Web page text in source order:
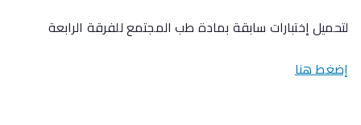
لتحميل إختبارات سابقة بمادة طب المجتمع للفرقة الرابعة
إضغط هنا